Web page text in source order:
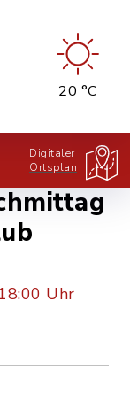
20 °C
Digitaler
Ortsplan
Uhr